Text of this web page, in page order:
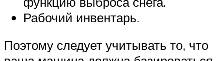
Рабочий инвентарь.
Поэтому следует учитывать то, что